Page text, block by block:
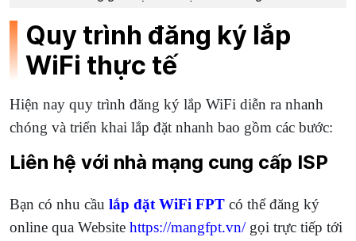
Quy trình đăng ký lắp
WiFi thực tế
Hiện nay quy trình đăng ký lắp WiFi diễn ra nhanh
chóng và triển khai lắp đặt nhanh bao gồm các bước:
Liên hệ với nhà mạng cung cấp ISP
Bạn có nhu cầu lắp đặt WiFi FPT có thể đăng ký
online qua Website https://mangfpt.vn/gọi trực tiếp tới